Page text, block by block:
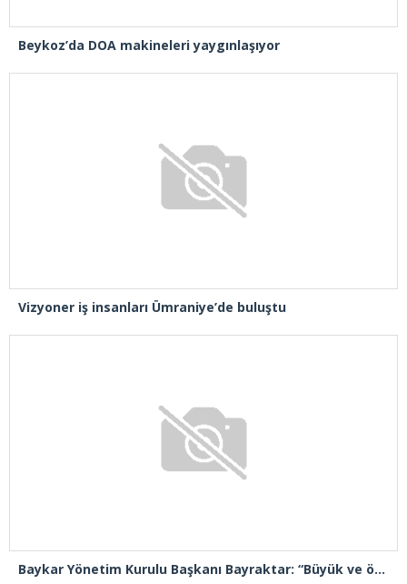
Beykoz’da DOA makineleri yaygınlaşıyor
Vizyoner iş insanları Ümraniye’de buluştu
Baykar Yönetim Kurulu Başkanı Bayraktar: “Büyük ve önemli eserler konfor alanının dışında kalmaya razı olanlar tarafından gerçekleştirildi”